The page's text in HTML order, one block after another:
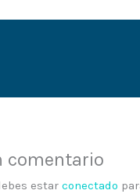
comentario
estarconectado